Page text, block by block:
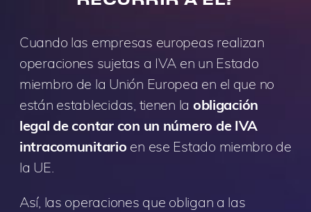
Cuando las empresas europeas realizan
operaciones sujetas a IVA en un Estado
miembro de la Unión Europea en el que no
están establecidas, tienen la obligación
legal de contar con un número de IVA
intracomunitario en ese Estado miembro de
la UE.
Así, las operaciones que obligan a las